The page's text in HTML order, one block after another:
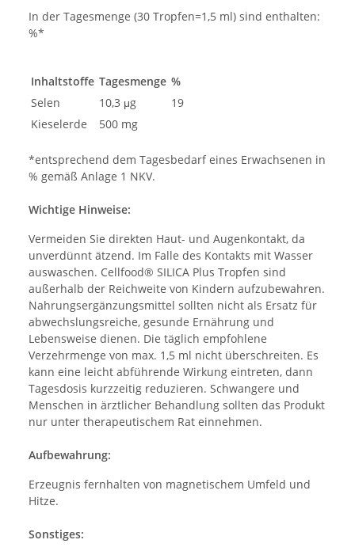
In der Tagesmenge (30 Tropfen=1,5 ml) sind enthalten:
%*
Inhaltstoffe Tagesmenge %
Selen
10,3 μg
19
Kieselerde
500 mg
*entsprechend dem Tagesbedarf eines Erwachsenen in
% gemäß Anlage 1 NKV.
Wichtige Hinweise:
Vermeiden Sie direkten Haut- und Augenkontakt, da
unverdünnt ätzend. Im Falle des Kontakts mit Wasser
auswaschen. Cellfood® SILICA Plus Tropfen sind
außerhalb der Reichweite von Kindern aufzubewahren.
Nahrungsergänzungsmittel sollten nicht als Ersatz für
abwechslungsreiche, gesunde Ernährung und
Lebensweise dienen. Die täglich empfohlene
Verzehrmenge von max. 1,5 ml nicht überschreiten. Es
kann eine leicht abführende Wirkung eintreten, dann
Tagesdosis kurzzeitig reduzieren. Schwangere und
Menschen in ärztlicher Behandlung sollten das Produkt
nur unter therapeutischem Rat einnehmen.
Aufbewahrung:
Erzeugnis fernhalten von magnetischem Umfeld und
Hitze.
Sonstiges: